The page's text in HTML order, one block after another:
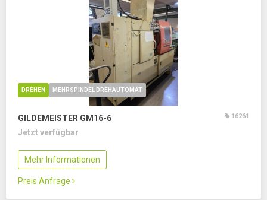
DREHEN MEHRSPINDEL DREHAUTOMAT
GILDEMEISTER GM16-6 16261
Jetzt verfügbar
Mehr Informationen
Preis Anfrage